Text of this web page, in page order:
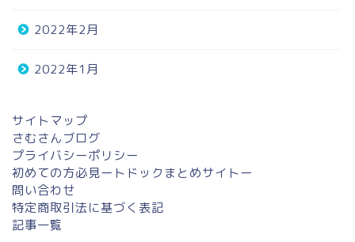
2022年2月
2022年1月
サイトマップ
さむさんブログ
プライバシーポリシー
初めての方必見ートドックまとめサイトー
問い合わせ
特定商取引法に基づく表記
記事一覧